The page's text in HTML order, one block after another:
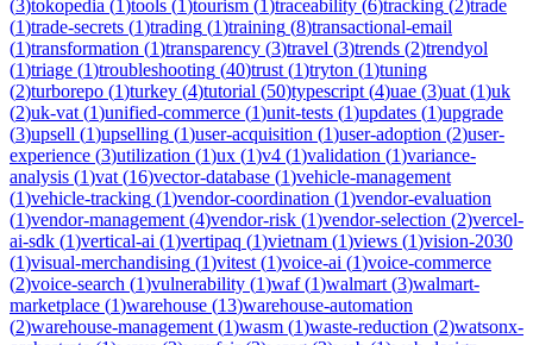
(3)tokopedia (1)tools (1)tourism (1)traceability (6)tracking (2)trade
(1)trade-secrets (1)trading (1)training (8)transactional-email
(1)transformation (1)transparency (3)travel (3)trends (2)trendyol
(1)triage (1)troubleshooting (40)trust (1)tryton (1)tuning
(2)turborepo (1)turkey (4)tutorial (50)typescript (4)uae (3)uat (1)uk
(2)uk-vat (1)unified-commerce (1)unit-tests (1)updates (1)upgrade
(3)upsell (1)upselling (1)user-acquisition (1)user-adoption (2)user-
experience (3)utilization (1)ux (1)v4 (1)validation (1)variance-
analysis (1)vat (16)vector-database (1)vehicle-management
(1)vehicle-tracking (1)vendor-coordination (1)vendor-evaluation
(1)vendor-management (4)vendor-risk (1)vendor-selection (2)vercel-
ai-sdk (1)vertical-ai (1)vertipaq (1)vietnam (1)views (1)vision-2030
(1)visual-merchandising (1)vitest (1)voice-ai (1)voice-commerce
(2)voice-search (1)vulnerability (1)waf(1)walmart (3)walmart-
marketplace (1)warehouse (13)warehouse-automation
(2)warehouse-management (1)wasm (1)waste-reduction (2)watsonx-